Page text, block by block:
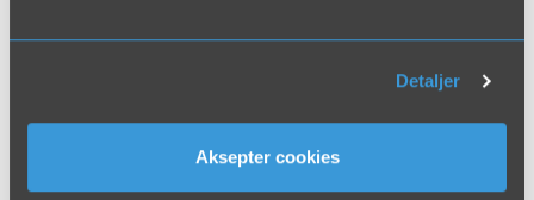
Detaljer
Aksepter cookies
der dette er den best egnede metoden.